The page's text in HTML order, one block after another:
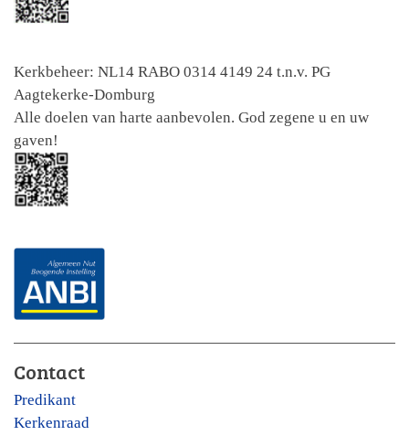
Kerkbeheer: NL14 RABO 0314 4149 24 t.n.v. PG
Aagtekerke-Domburg
Alle doelen van harte aanbevolen. God zegene u en uw
gaven!
Contact
Predikant
Kerkenraad